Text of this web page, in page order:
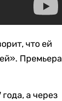
что ей
Премьера
а через